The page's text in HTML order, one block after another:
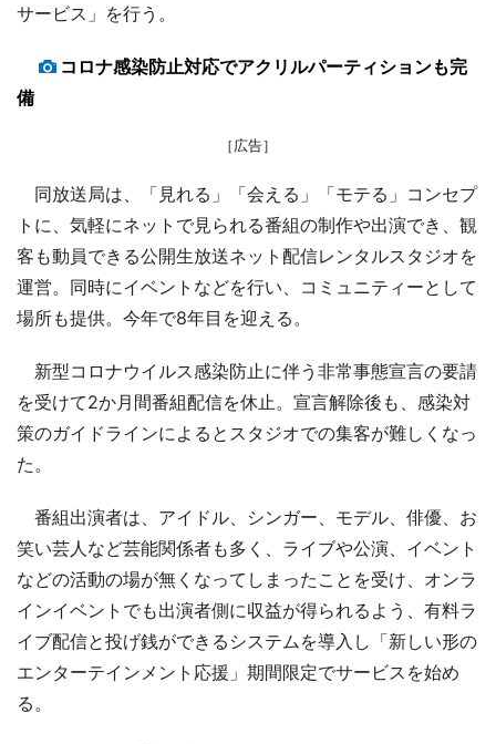
サービス」を行う。
コロナ感染防止対応でアクリルパーティションも完
備
［広告］
同放送局は、「見れる」「会える」「モテる」コンセプ
トに、気軽にネットで見られる番組の制作や出演でき、観
客も動員できる公開生放送ネット配信レンタルスタジオを
運営。同時にイベントなどを行い、コミュニティーとして
場所も提供。今年で8年目を迎える。
新型コロナウイルス感染防止に伴う非常事態宣言の要請
を受けて2か月間番組配信を休止。宣言解除後も、感染対
策のガイドラインによるとスタジオでの集客が難しくなっ
た。
番組出演者は、アイドル、シンガー、モデル、俳優、お
笑い芸人など芸能関係者も多く、ライブや公演、イベント
などの活動の場が無くなってしまったことを受け、オンラ
インイベントでも出演者側に収益が得られるよう、有料ラ
イブ配信と投げ銭ができるシステムを導入し「新しい形の
エンターテインメント応援」期間限定でサービスを始め
る。